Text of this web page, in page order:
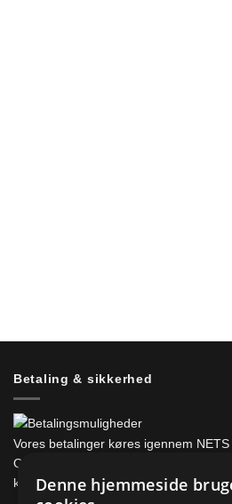
Betaling & sikkerhed
Vores betalinger køres igennem NETS
Quickpay som sørger for at alt er
krypteret.
Denne hjemmeside